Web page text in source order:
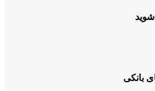
شوید
بانکی